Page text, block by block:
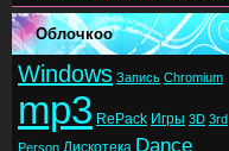
Облочкоо
Windows Запись Chromium
mp3 RePack Игры 3D 3rd
Person Дискотека Dance